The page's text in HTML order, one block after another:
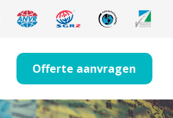
Offerte aanvragen